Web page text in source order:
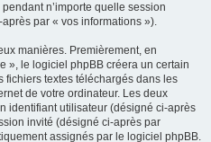
n’importe quelle session
par « vos informations »).
manières. Premièrement, en
», le logiciel phpBB créera un certain
fichiers textes téléchargés dans les
de votre ordinateur. Les deux
identifiant utilisateur (désigné ci-après
invité (désigné ci-après par
assignés par le logiciel phpBB.